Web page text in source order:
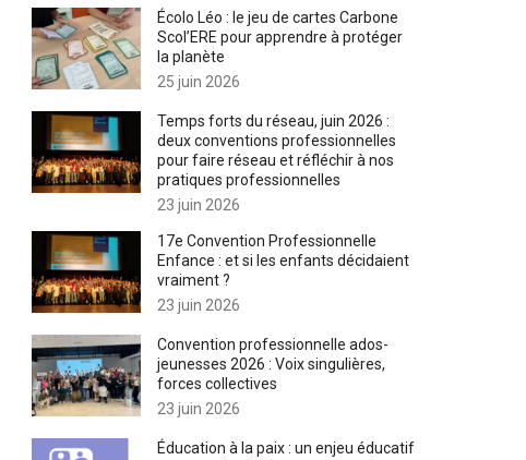
Écolo Léo : le jeu de cartes Carbone
Scol’ERE pour apprendre à protéger
la planète
25 juin 2026
Temps forts du réseau, juin 2026 :
deux conventions professionnelles
pour faire réseau et réfléchir à nos
pratiques professionnelles
23 juin 2026
17e Convention Professionnelle
Enfance : et si les enfants décidaient
vraiment ?
23 juin 2026
Convention professionnelle ados-
jeunesses 2026 : Voix singulières,
forces collectives
23 juin 2026
Éducation à la paix : un enjeu éducatif